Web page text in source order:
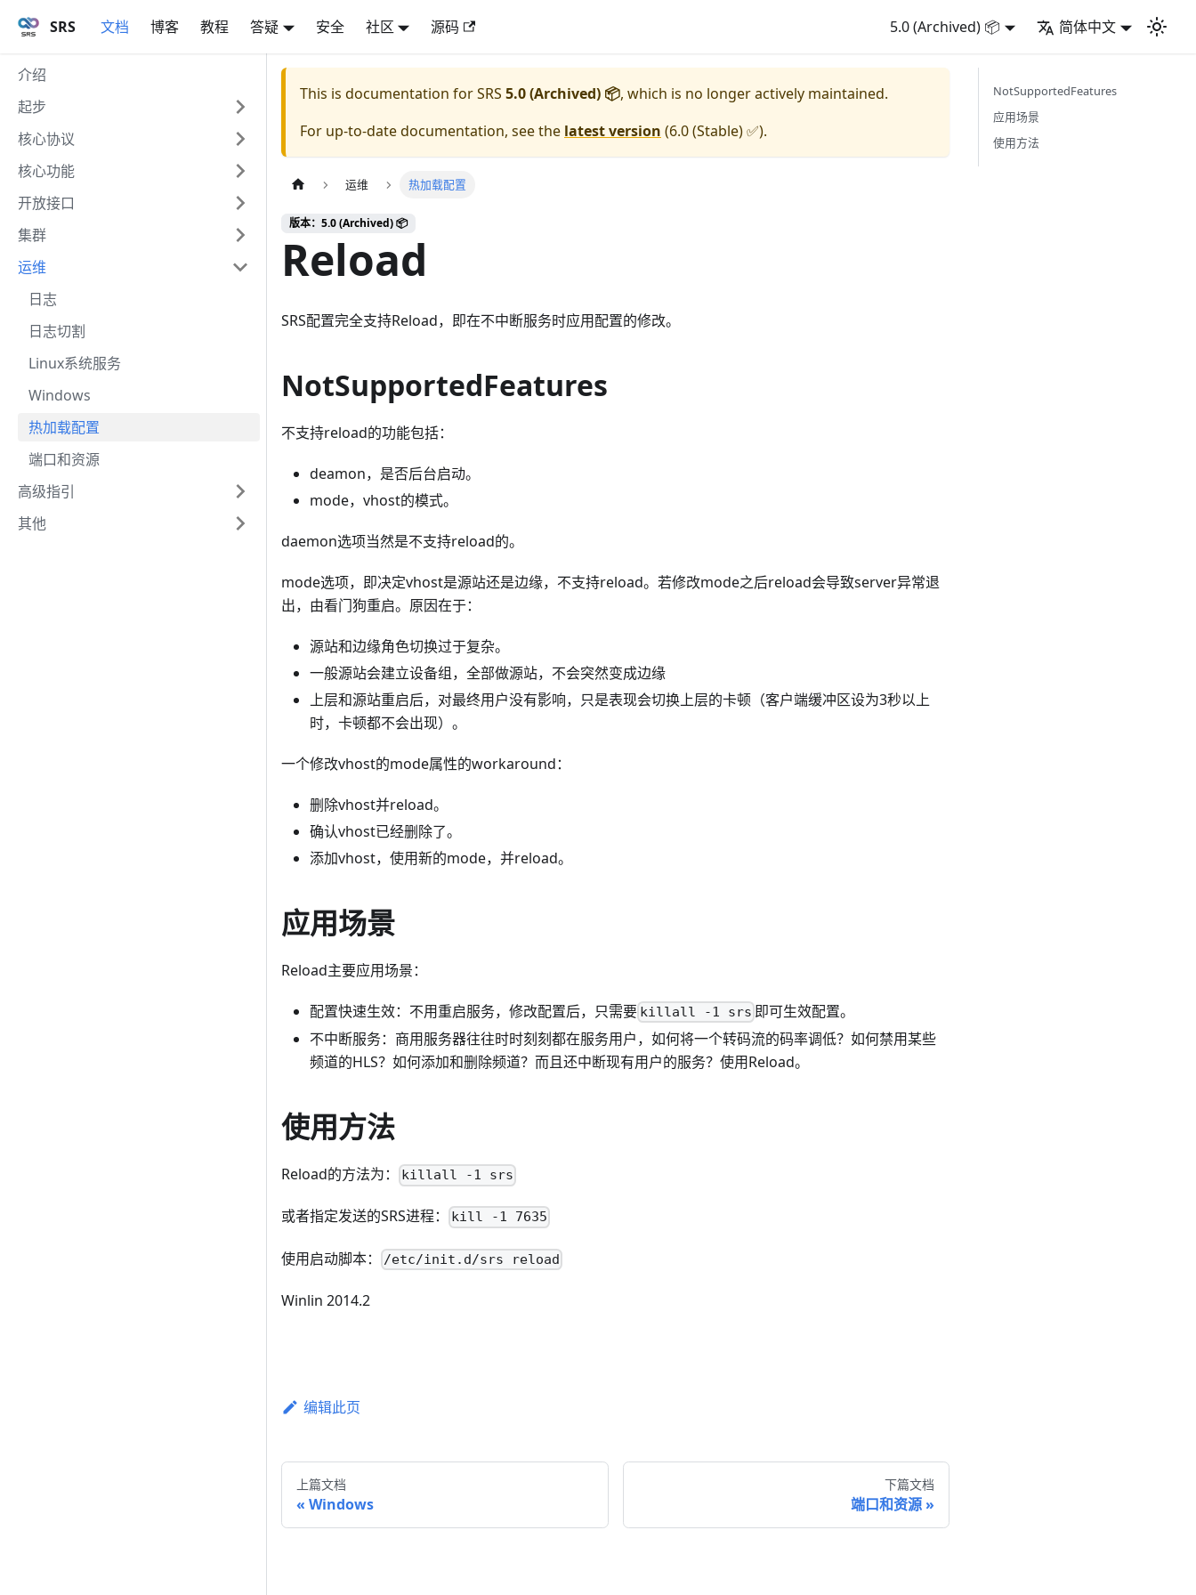
SRS 文档 博客 教程 答疑 安全 社区 源码 5.0 (Archived) 📦 简体中文
介绍
起步
核心协议
核心功能
开放接口
集群
运维
日志
日志切割
Linux系统服务
Windows
热加载配置
端口和资源
高级指引
其他
This is documentation forSRS 5.0 (Archived) 📦, which is no longer actively maintained.
For up-to-date documentation, see the latest version (6.0 (Stable) ✅).
运维 热加载配置
版本：5.0 (Archived) 📦
Reload
SRS配置完全支持Reload，即在不中断服务时应用配置的修改。
NotSupportedFeatures
不支持reload的功能包括：
deamon，是否后台启动。
mode，vhost的模式。
daemon选项当然是不支持reload的。
mode选项，即决定vhost是源站还是边缘，不支持reload。若修改mode之后reload会导致server异常退
出，由看门狗重启。原因在于：
源站和边缘角色切换过于复杂。
一般源站会建立设备组，全部做源站，不会突然变成边缘
上层和源站重启后，对最终用户没有影响，只是表现会切换上层的卡顿（客户端缓冲区设为3秒以上
时，卡顿都不会出现）。
一个修改vhost的mode属性的workaround：
删除vhost并reload。
确认vhost已经删除了。
添加vhost，使用新的mode，并reload。
应用场景
Reload主要应用场景：
配置快速生效：不用重启服务，修改配置后，只需要 killall -1 srs 即可生效配置。
不中断服务：商用服务器往往时时刻刻都在服务用户，如何将一个转码流的码率调低？如何禁用某些
频道的HLS？如何添加和删除频道？而且还中断现有用户的服务？使用Reload。
使用方法
Reload的方法为： killall -1 srs
或者指定发送的SRS进程： kill -1 7635
使用启动脚本： /etc/init.d/srs reload
Winlin 2014.2
编辑此页
上篇文档
Windows
下篇文档
端口和资源
NotSupportedFeatures
应用场景
使用方法